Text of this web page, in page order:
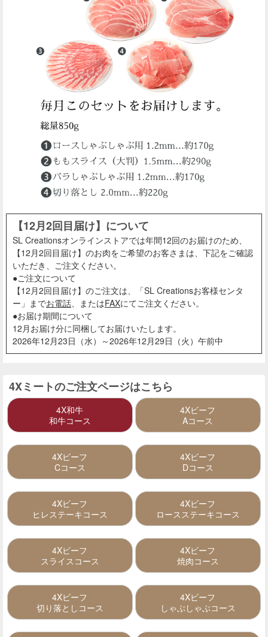
【12月2回目届け】について
SL Creationsオンラインストアでは年間12回のお届けのため、
【12月2回目届け】のお肉をご希望のお客さまは、下記をご確認
いただき、ご注文ください。
●ご注文について
【12月2回目届け】のご注文は、「SL Creationsお客様センタ
ー」までお電話、またはFAXにてご注文ください。
●お届け期間について
12月お届け分に同梱してお届けいたします。
2026年12月23日（水）～2026年12月29日（火）午前中
4Xミートのご注文ページはこちら
4X和牛
和牛コース
4Xビーフ
Aコース
4Xビーフ
Cコース
4Xビーフ
Dコース
4Xビーフ
ヒレステーキコース
4Xビーフ
ロースステーキコース
4Xビーフ
スライスコース
4Xビーフ
焼肉コース
4Xビーフ
切り落としコース
4Xビーフ
しゃぶしゃぶコース